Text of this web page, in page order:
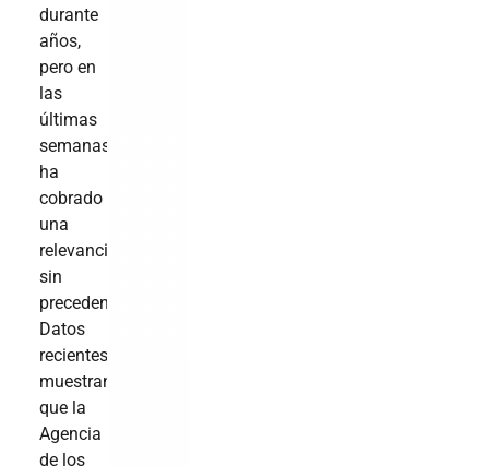
durante
años,
pero en
las
últimas
semanas
ha
cobrado
una
relevancia
sin
precedentes.
Datos
recientes
muestran
que la
Agencia
de los